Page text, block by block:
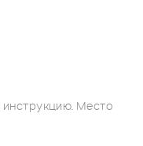
Место